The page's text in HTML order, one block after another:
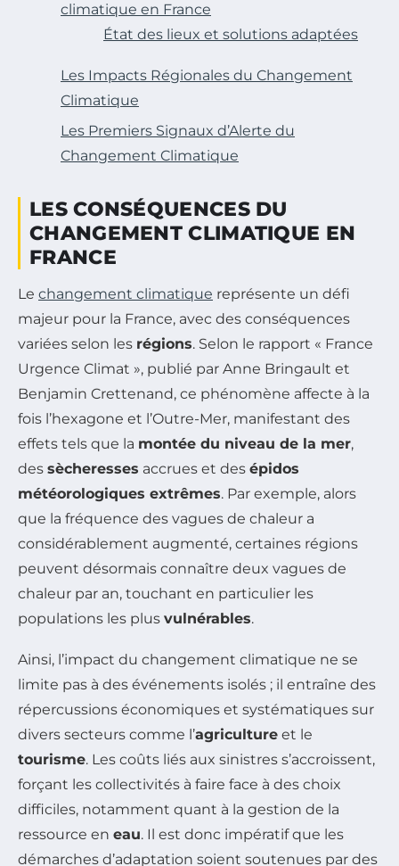
climatique en France
État des lieux et solutions adaptées
Les Impacts Régionales du Changement
Climatique
Les Premiers Signaux d’Alerte du
Changement Climatique
LES CONSÉQUENCES DU
CHANGEMENT CLIMATIQUE EN
FRANCE
Le changement climatique représente un défi
majeur pour la France, avec des conséquences
variées selon les régions. Selon le rapport « France
Urgence Climat », publié par Anne Bringault et
Benjamin Crettenand, ce phénomène affecte à la
fois l’hexagone et l’Outre-Mer, manifestant des
effets tels que la montée du niveau de la mer,
des sècheresses accrues et des épidos
météorologiques extrêmes. Par exemple, alors
que la fréquence des vagues de chaleur a
considérablement augmenté, certaines régions
peuvent désormais connaître deux vagues de
chaleur par an, touchant en particulier les
populations les plus vulnérables.
Ainsi, l’impact du changement climatique ne se
limite pas à des événements isolés ; il entraîne des
répercussions économiques et systématiques sur
divers secteurs comme l’agriculture et le
tourisme. Les coûts liés aux sinistres s’accroissent,
forçant les collectivités à faire face à des choix
difficiles, notamment quant à la gestion de la
ressource en eau. Il est donc impératif que les
démarches d’adaptation soient soutenues par des